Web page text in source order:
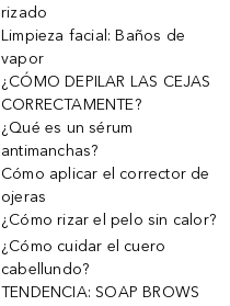
rizado
Limpieza facial: Baños de
vapor
¿CÓMO DEPILAR LAS CEJAS
CORRECTAMENTE?
¿Qué es un sérum
antimanchas?
Cómo aplicar el corrector de
ojeras
¿Cómo rizar el pelo sin calor?
¿Cómo cuidar el cuero
cabellundo?
TENDENCIA: SOAP BROWS